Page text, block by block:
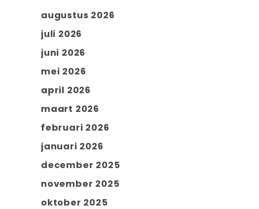
augustus 2026
juli 2026
juni 2026
mei 2026
april 2026
maart 2026
februari 2026
januari 2026
december 2025
november 2025
oktober 2025